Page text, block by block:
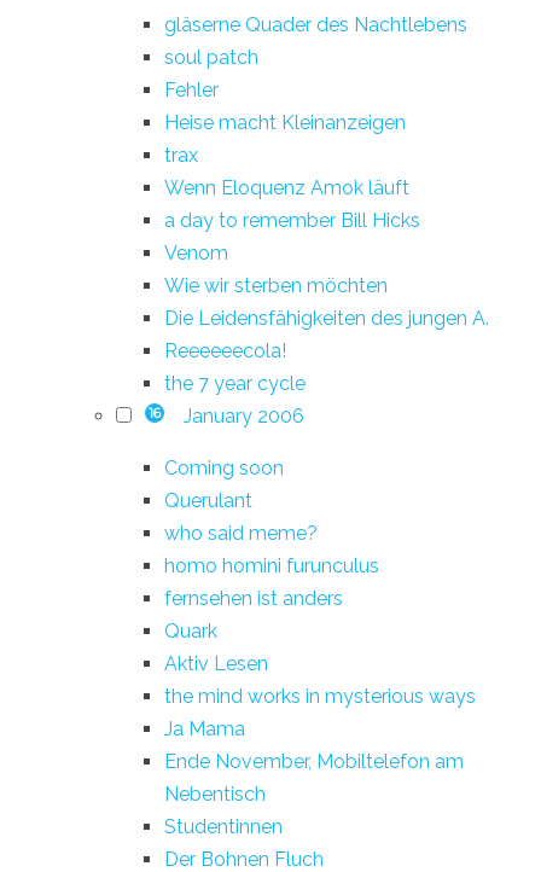
gläserne Quader des Nachtlebens
soul patch
Fehler
Heise macht Kleinanzeigen
trax
Wenn Eloquenz Amok läuft
a day to remember Bill Hicks
Venom
Wie wir sterben möchten
Die Leidensfähigkeiten des jungen A.
Reeeeeecola!
the 7 year cycle
16 January 2006
Coming soon
Querulant
who said meme?
homo homini furunculus
fernsehen ist anders
Quark
Aktiv Lesen
the mind works in mysterious ways
Ja Mama
Ende November, Mobiltelefon am
Nebentisch
Studentinnen
Der Bohnen Fluch